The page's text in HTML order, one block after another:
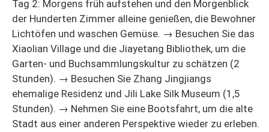
Tag 2: Morgens früh aufstehen und den Morgenblick
der Hunderten Zimmer alleine genießen, die Bewohner
Lichtöfen und waschen Gemüse. → Besuchen Sie das
Xiaolian Village und die Jiayetang Bibliothek, um die
Garten- und Buchsammlungskultur zu schätzen (2
Stunden). → Besuchen Sie Zhang Jingjiangs
ehemalige Residenz und Jili Lake Silk Museum (1,5
Stunden). → Nehmen Sie eine Bootsfahrt, um die alte
Stadt aus einer anderen Perspektive wieder zu erleben.